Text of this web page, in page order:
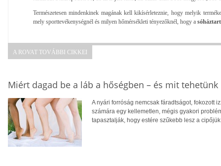
Természetesen mindenkinek magának kell kikísérleteznie, hogy melyik
mely sporttevékenységnél és milyen hőmérsékleti tényezőknél, hogy a
A ROVAT TOVÁBBI CIKKEI
Miért dagad be a láb a hőségben – és mit tehetünk
A nyári forróság nemcsak fáradtságot, fokozott
számára egy kellemetlen, mégis gyakori
tapasztalják, hogy estére szűkebb lesz a